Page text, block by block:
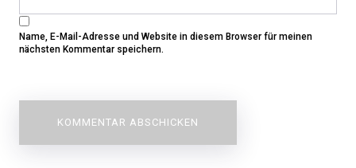
Name, E-Mail-Adresse und Website in diesem Browser für meinen
nächsten Kommentar speichern.